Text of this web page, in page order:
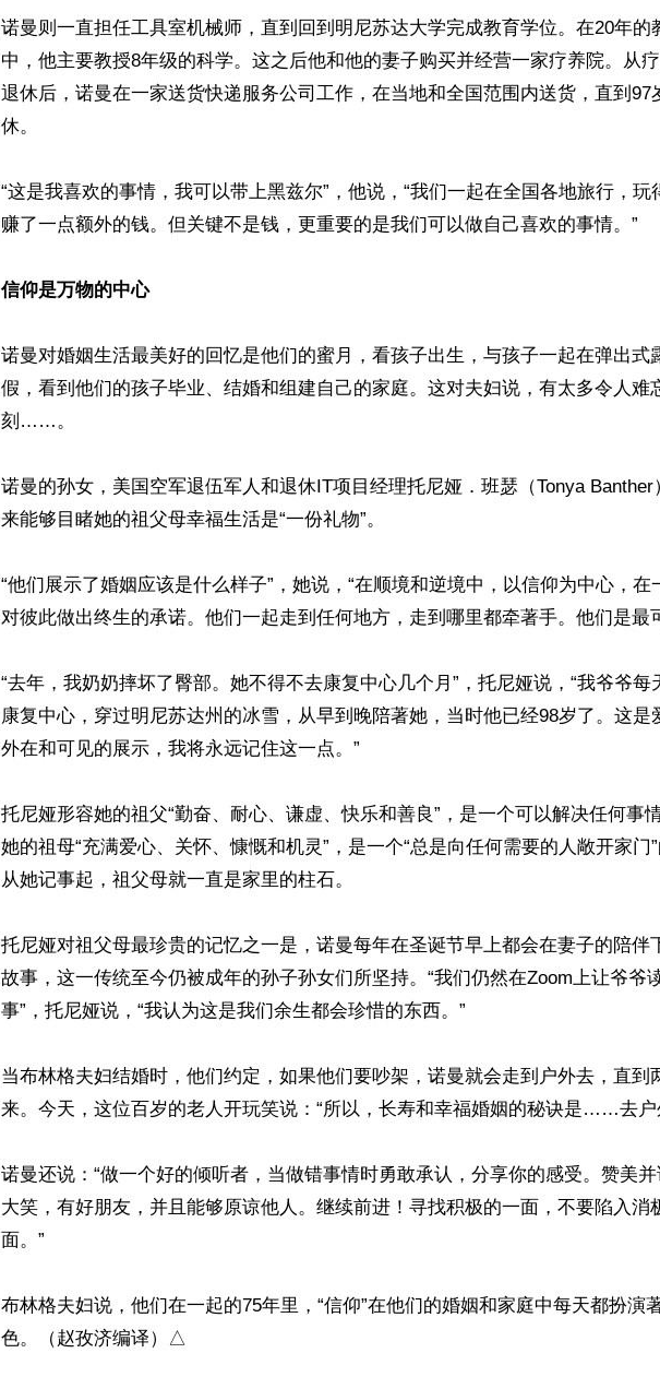
诺曼则一直担任工具室机械师，直到回到明尼苏达大学完成教育学位。在20年的
中，他主要教授8年级的科学。这之后他和他的妻子购买并经营一家疗养院。从
退休后，诺曼在一家送货快递服务公司工作，在当地和全国范围内送货，直到97
休。
“这是我喜欢的事情，我可以带上黑兹尔”，他说，“我们一起在全国各地旅行，玩
赚了一点额外的钱。但关键不是钱，更重要的是我们可以做自己喜欢的事情。”
信仰是万物的中心
诺曼对婚姻生活最美好的回忆是他们的蜜月，看孩子出生，与孩子一起在弹出式
假，看到他们的孩子毕业、结婚和组建自己的家庭。这对夫妇说，有太多令人难
刻……。
诺曼的孙女，美国空军退伍军人和退休IT项目经理托尼娅．班瑟（Tonya Banther
来能够目睹她的祖父母幸福生活是“一份礼物”。
“他们展示了婚姻应该是什么样子”，她说，“在顺境和逆境中，以信仰为中心，在
对彼此做出终生的承诺。他们一起走到任何地方，走到哪里都牵著手。他们是最
“去年，我奶奶摔坏了臀部。她不得不去康复中心几个月”，托尼娅说，“我爷爷每
康复中心，穿过明尼苏达州的冰雪，从早到晚陪著她，当时他已经98岁了。这是
外在和可见的展示，我将永远记住这一点。”
托尼娅形容她的祖父“勤奋、耐心、谦虚、快乐和善良”，是一个可以解决任何事
她的祖母“充满爱心、关怀、慷慨和机灵”，是一个“总是向任何需要的人敞开家门”
从她记事起，祖父母就一直是家里的柱石。
托尼娅对祖父母最珍贵的记忆之一是，诺曼每年在圣诞节早上都会在妻子的陪伴
故事，这一传统至今仍被成年的孙子孙女们所坚持。“我们仍然在Zoom上让爷爷
事”，托尼娅说，“我认为这是我们余生都会珍惜的东西。”
当布林格夫妇结婚时，他们约定，如果他们要吵架，诺曼就会走到户外去，直到
来。今天，这位百岁的老人开玩笑说：“所以，长寿和幸福婚姻的秘诀是……去户
诺曼还说：“做一个好的倾听者，当做错事情时勇敢承认，分享你的感受。赞美并
大笑，有好朋友，并且能够原谅他人。继续前进！寻找积极的一面，不要陷入消
面。”
布林格夫妇说，他们在一起的75年里，“信仰”在他们的婚姻和家庭中每天都扮演
色。（赵孜济编译）△